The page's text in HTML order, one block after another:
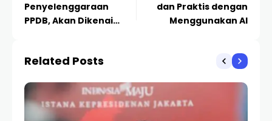
Penyelenggaraan
PPDB, Akan Dikenai
dan Praktis dengan
Menggunakan AI
Related Posts